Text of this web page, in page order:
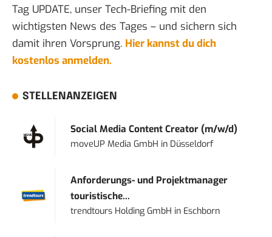
Tag UPDATE, unser Tech-Briefing mit den
wichtigsten News des Tages – und sichern sich
damit ihren Vorsprung. Hier kannst du dich
kostenlos anmelden.
STELLENANZEIGEN
Social Media Content Creator (m/w/d)
moveUP Media GmbH in Düsseldorf
Anforderungs- und Projektmanager
touristische...
trendtours Holding GmbH in Eschborn